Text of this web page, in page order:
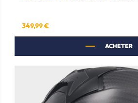
Prix
349,99 €
ACHETER